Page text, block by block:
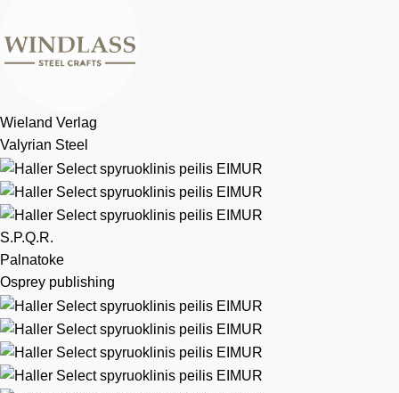
Wieland Verlag
Valyrian Steel
S.P.Q.R.
Palnatoke
Osprey publishing